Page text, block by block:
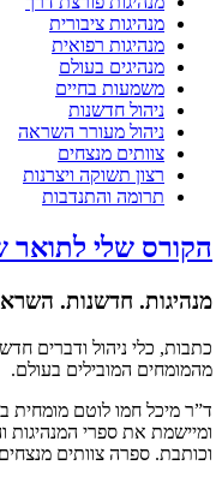
מנהיגות ציבורית
מנהיגות רפואית
מנהיגים בעולם
משמעות בחיים
ניהול חדשנות
ניהול מעורר השראה
צוותים מנצחים
רצון תשוקה ויצרנות
תרומה והתנדבות
הקורס שלי לתואר
מנהיגות. חדשנות.
כתבות, כלי ניהול ודברים
מהמומחים המובילים בעולם.
ד”ר מיכל חמו לוטם מומחית
ומיישמת את ספרי המנהיגות
וכותבת. ספרה צוותים